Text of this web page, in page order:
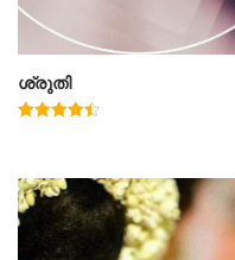
ശ്രുതി